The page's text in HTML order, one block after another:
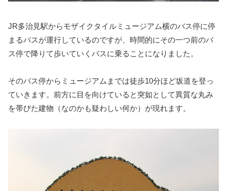
JR多治見駅からモザイクタイルミュージアム横のバス停に停
まるバスが運行しているのですが、時間的にその一つ前のバ
ス停で降りて歩いていくバスに乗ることになりました。
そのバス停からミュージアムまでは徒歩10分ほど坂道を登っ
ていきます。前方に目を向けていると突如として異質な丸み
を帯びた建物（なのかも疑わしい何か）が現れます。